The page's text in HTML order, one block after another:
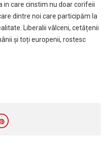
in care cinstim nu doar corifeii
dintre noi care participăm la
Liberalii vâlceni, cetățenii
și toți europenii, rostesc